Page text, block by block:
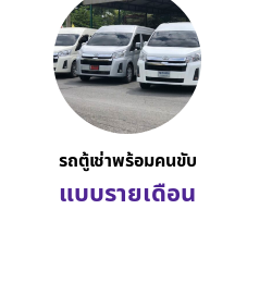
รถตู้เช่าพร้อมคนขับ
แบบรายเดือน